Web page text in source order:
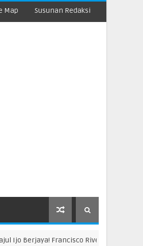
Map Susunan Redaksi
Francisco Rivera hingga Bonek Raih